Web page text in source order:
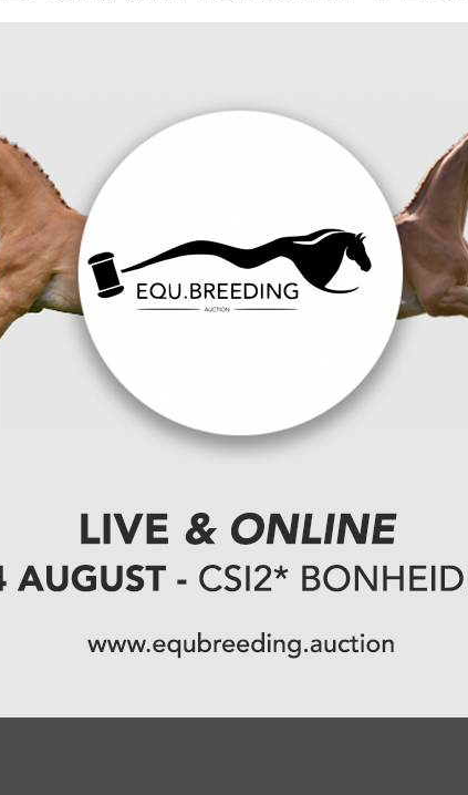
voorstel voorbereiden om de missende
kalender, sport- en commerciële implicaties.
voor hun definitieve beslissing.
is en mogelijk van invloed kan zijn op
komen. We bieden onze oprechte excuses
sponsors en fans, voor enig ongemak en
te gaan." klinkt het
diep teleurgesteld over de annulering van de
Cup™ Noord-Amerikaanse Liga. We
comité en onze prioriteit is nu om het
we topniveauwedstrijden bieden voor
uit naar een spannend seizoen en een
organisatie is de oorzaak van de